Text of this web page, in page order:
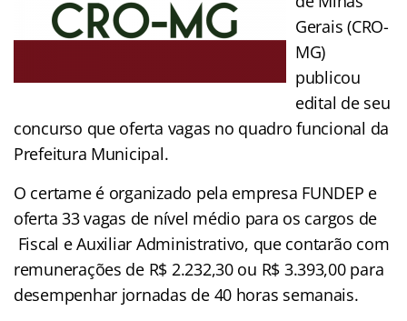
Gerais (CRO-
MG)
publicou
edital de seu
concurso que oferta vagas no quadro funcional da
Prefeitura Municipal.
O certame é organizado pela empresa FUNDEP e
oferta 33 vagas de nível médio para os cargos de
Fiscal e Auxiliar Administrativo, que contarão com
remunerações de R$ 2.232,30 ou R$ 3.393,00 para
desempenhar jornadas de 40 horas semanais.